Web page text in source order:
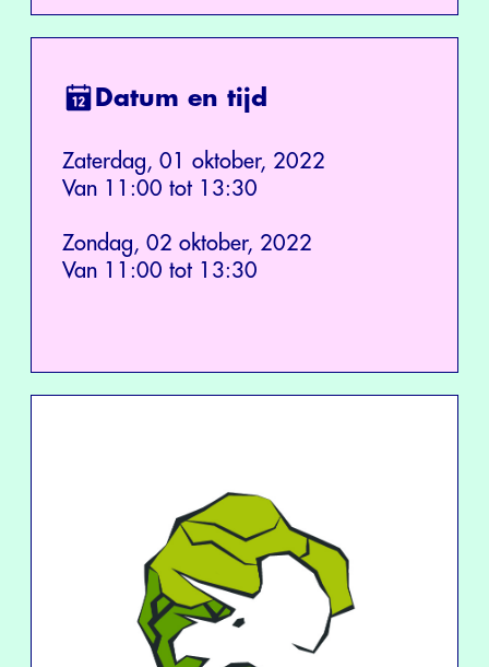
Datum en tijd
Zaterdag, 01 oktober, 2022
Van 11:00 tot 13:30
Zondag, 02 oktober, 2022
Van 11:00 tot 13:30